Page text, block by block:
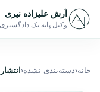
پرش به محتوا
آرش علیزاده نیری
وکیل پایه یک دادگستری
خانه دسته‌بندی نشده